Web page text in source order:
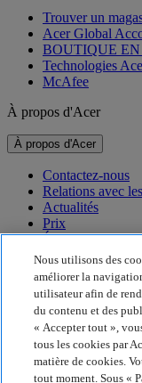
Trouver un
Acer Global
BOUTIQUE
Technologies
McAfee
À propos d'Acer
À propos d'Acer
Contactez-nous
Relations avec
Actualités
Prix
Événements
Développement durable
Développement durable
Responsabilité
Empreinte
Project Humanity
Nous utilisons des
améliorer la
utilisateur afin de
du contenu et des
« Accepter tout »,
tous les cookies par
matière de cookies.
tout moment. Sous «